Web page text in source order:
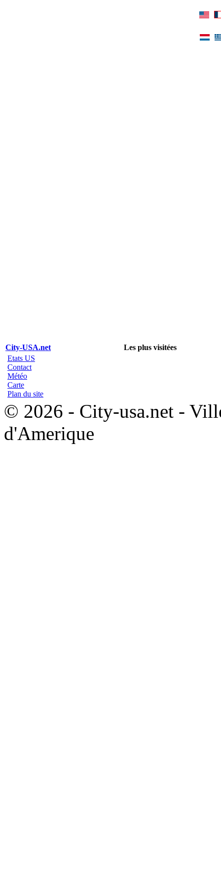
City-USA.net
Les plus visitées
Etats US
Contact
Météo
Carte
Plan du site
© 2026 - City-usa.net -
d'Amerique